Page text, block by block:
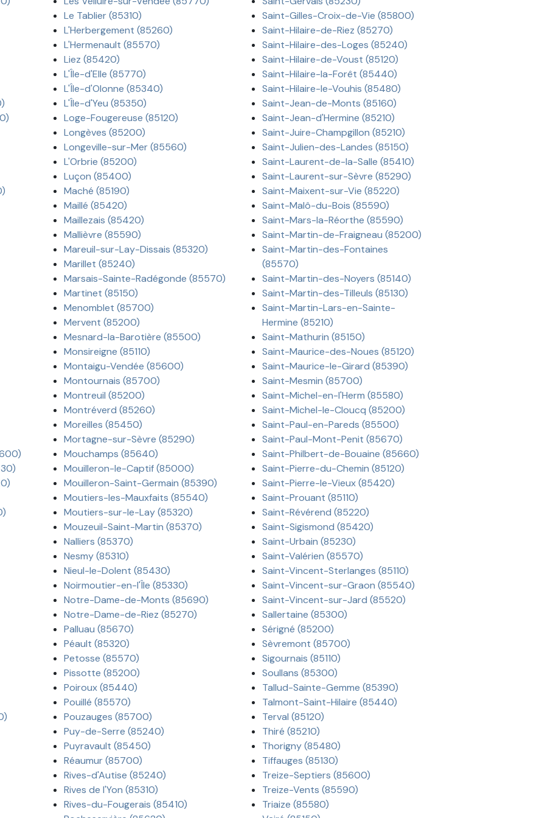
Le Tablier (85310)
L'Herbergement (85260)
L'Hermenault (85570)
Liez (85420)
L'Île-d'Elle (85770)
L'Île-d'Olonne (85340)
L'Île-d'Yeu (85350)
Loge-Fougereuse (85120)
Longèves (85200)
Longeville-sur-Mer (85560)
L'Orbrie (85200)
Luçon (85400)
Maché (85190)
Maillé (85420)
Maillezais (85420)
Mallièvre (85590)
Mareuil-sur-Lay-Dissais (85320)
Marillet (85240)
Marsais-Sainte-Radégonde (85570)
Martinet (85150)
Menomblet (85700)
Mervent (85200)
Mesnard-la-Barotière (85500)
Monsireigne (85110)
Montaigu-Vendée (85600)
Montournais (85700)
Montreuil (85200)
Montréverd (85260)
Moreilles (85450)
Mortagne-sur-Sèvre (85290)
Mouchamps (85640)
Mouilleron-le-Captif (85000)
Mouilleron-Saint-Germain (85390)
Moutiers-les-Mauxfaits (85540)
Moutiers-sur-le-Lay (85320)
Mouzeuil-Saint-Martin (85370)
Nalliers (85370)
Nesmy (85310)
Nieul-le-Dolent (85430)
Noirmoutier-en-l'Île (85330)
Notre-Dame-de-Monts (85690)
Notre-Dame-de-Riez (85270)
Palluau (85670)
Péault (85320)
Petosse (85570)
Pissotte (85200)
Poiroux (85440)
Pouillé (85570)
Pouzauges (85700)
Puy-de-Serre (85240)
Puyravault (85450)
Réaumur (85700)
Rives-d'Autise (85240)
Rives de l'Yon (85310)
Rives-du-Fougerais (85410)
Saint-Gilles-Croix-de-Vie (85800)
Saint-Hilaire-de-Riez (85270)
Saint-Hilaire-des-Loges (85240)
Saint-Hilaire-de-Voust (85120)
Saint-Hilaire-la-Forêt (85440)
Saint-Hilaire-le-Vouhis (85480)
Saint-Jean-de-Monts (85160)
Saint-Jean-d'Hermine (85210)
Saint-Juire-Champgillon (85210)
Saint-Julien-des-Landes (85150)
Saint-Laurent-de-la-Salle (85410)
Saint-Laurent-sur-Sèvre (85290)
Saint-Maixent-sur-Vie (85220)
Saint-Malô-du-Bois (85590)
Saint-Mars-la-Réorthe (85590)
Saint-Martin-de-Fraigneau (85200)
Saint-Martin-des-Fontaines
(85570)
Saint-Martin-des-Noyers (85140)
Saint-Martin-des-Tilleuls (85130)
Saint-Martin-Lars-en-Sainte-
Hermine (85210)
Saint-Mathurin (85150)
Saint-Maurice-des-Noues (85120)
Saint-Maurice-le-Girard (85390)
Saint-Mesmin (85700)
Saint-Michel-en-l'Herm (85580)
Saint-Michel-le-Cloucq (85200)
Saint-Paul-en-Pareds (85500)
Saint-Paul-Mont-Penit (85670)
Saint-Philbert-de-Bouaine (85660)
Saint-Pierre-du-Chemin (85120)
Saint-Pierre-le-Vieux (85420)
Saint-Prouant (85110)
Saint-Révérend (85220)
Saint-Sigismond (85420)
Saint-Urbain (85230)
Saint-Valérien (85570)
Saint-Vincent-Sterlanges (85110)
Saint-Vincent-sur-Graon (85540)
Saint-Vincent-sur-Jard (85520)
Sallertaine (85300)
Sérigné (85200)
Sèvremont (85700)
Sigournais (85110)
Soullans (85300)
Tallud-Sainte-Gemme (85390)
Talmont-Saint-Hilaire (85440)
Terval (85120)
Thiré (85210)
Thorigny (85480)
Tiffauges (85130)
Treize-Septiers (85600)
Treize-Vents (85590)
Triaize (85580)